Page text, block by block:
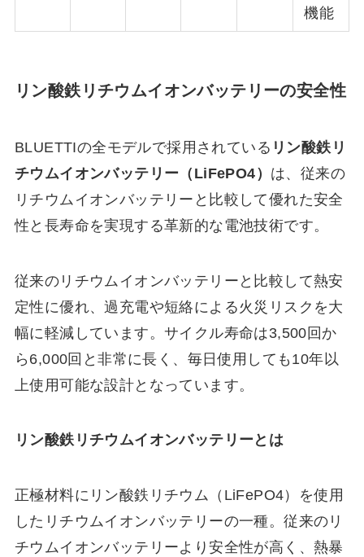
機能
リン酸鉄リチウムイオンバッテリーの安全性
BLUETTIの全モデルで採用されている リン酸鉄リ
チウムイオンバッテリー（LiFePO4） は、従来の
リチウムイオンバッテリーと比較して優れた安全
性と長寿命を実現する革新的な電池技術です。
従来のリチウムイオンバッテリーと比較して熱安
定性に優れ、過充電や短絡による火災リスクを大
幅に軽減しています。サイクル寿命は3,500回か
ら6,000回と非常に長く、毎日使用しても10年以
上使用可能な設計となっています。
リン酸鉄リチウムイオンバッテリーとは
正極材料にリン酸鉄リチウム（LiFePO4）を使用
したリチウムイオンバッテリーの一種。従来のリ
チウムイオンバッテリーより安全性が高く、熱暴